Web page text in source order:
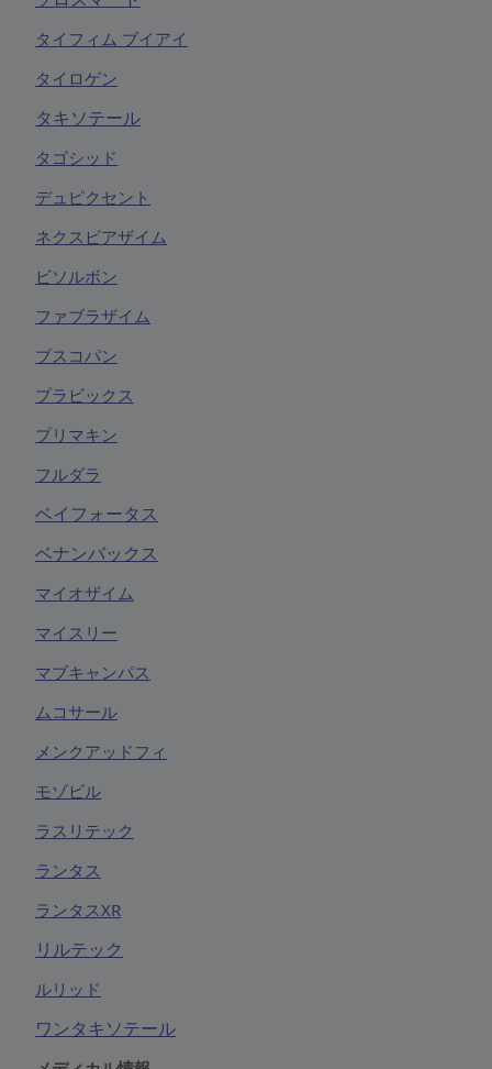
タイフィム ブイアイ
タイロゲン
タキソテール
タゴシッド
デュピクセント
ネクスビアザイム
ビソルボン
ファブラザイム
ブスコパン
プラビックス
プリマキン
フルダラ
ベイフォータス
ベナンバックス
マイオザイム
マイスリー
マブキャンパス
ムコサール
メンクアッドフィ
モゾビル
ラスリテック
ランタス
ランタスXR
リルテック
ルリッド
ワンタキソテール